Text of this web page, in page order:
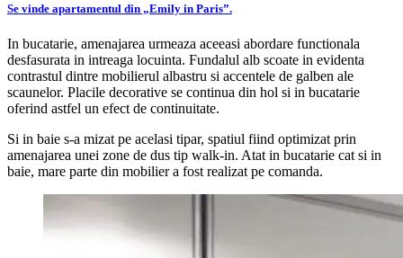
Se vinde apartamentul din „Emily in Paris”.
In bucatarie, amenajarea urmeaza aceeasi abordare functionala
desfasurata in intreaga locuinta. Fundalul alb scoate in evidenta
contrastul dintre mobilierul albastru si accentele de galben ale
scaunelor. Placile decorative se continua din hol si in bucatarie
oferind astfel un efect de continuitate.
Si in baie s-a mizat pe acelasi tipar, spatiul fiind optimizat prin
amenajarea unei zone de dus tip walk-in. Atat in bucatarie cat si in
baie, mare parte din mobilier a fost realizat pe comanda.